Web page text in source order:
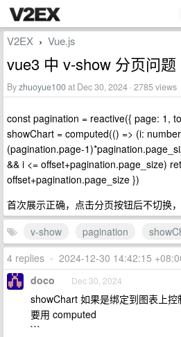
V2EX › Vue.js
vue3 中 v-show 分页问题
Byzhuoyue100at Dec 30, 2024 · 2785 views
const pagination = reactive({ page: 1,
showChart = computed(() => (i:
(pagination.page-
&& i <= offset+pagination.page_size)
offset+pagination.page_size })
首次展示正确，点击分页按钮后不切换
v-show
pagination
4 replies • 2024-12-30 14:42:15
doco Dec 30, 2024
showChart 如果是绑定到图表上
要用 computed
```